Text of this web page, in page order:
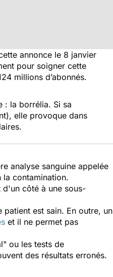
annonce le 8 janvier
pour soigner cette
millions d’abonnés.
: la borrélia. Si sa
elle provoque dans
analyse sanguine appelée
la contamination.
côté à une sous-
patient est sain. En outre, un
et il ne permet pas
ou les tests de
des résultats erronés.